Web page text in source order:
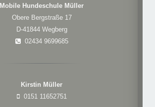
Mobile Hundeschule Müller
Obere Bergstraße 17
D-41844 Wegberg
02434 9699685
Kirstin Müller
0151 11652751